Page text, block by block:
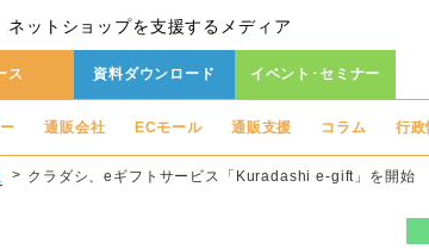
ネットショップを支援するメディア
ス 資料ダウンロード イベント･セミナー
通販会社 ECモール 通販支援 コラム 行政
クラダシ、eギフトサービス「Kuradashi e-gift」を開始